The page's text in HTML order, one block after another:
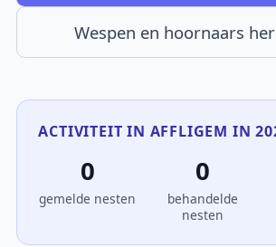
Wespen en hoornaars
ACTIVITEIT IN AFFLIGEM IN
0
gemelde nesten
0
behandelde
nesten